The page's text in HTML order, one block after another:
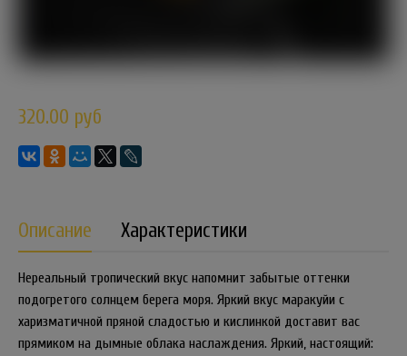
320.00 руб
Описание Характеристики
Нереальный тропический вкус напомнит забытые оттенки
подогретого солнцем берега моря. Яркий вкус маракуйи с
харизматичной пряной сладостью и кислинкой доставит вас
прямиком на дымные облака наслаждения. Яркий, настоящий: